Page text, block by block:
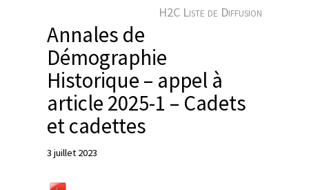
H2C Liste de Diffusion
Annales de
Démographie
Historique – appel à
article 2025-1 – Cadets
et cadettes
3 juillet 2023